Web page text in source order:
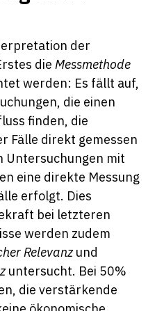
der
die Messmethode
werden: Es fällt auf,
die einen
finden, die
Fälle direkt gemessen
Untersuchungen mit
eine direkte Messung
erfolgt. Dies
bei letzteren
werden zudem
Relevanzund
untersucht. Bei 50%
die verstärkende